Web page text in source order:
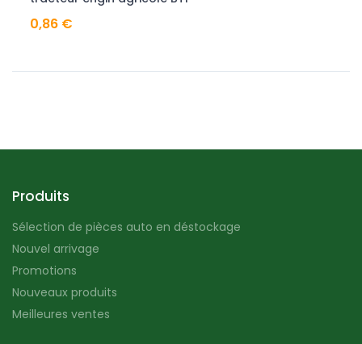
0,86 €
Produits
Sélection de pièces auto en déstockage
Nouvel arrivage
Promotions
Nouveaux produits
Meilleures ventes